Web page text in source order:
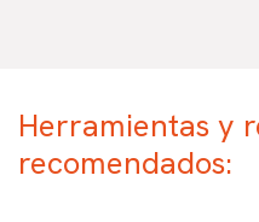
Herramientas y
recomendados: